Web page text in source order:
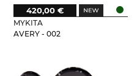
MYKITA
AVERY - 002
420,00 €